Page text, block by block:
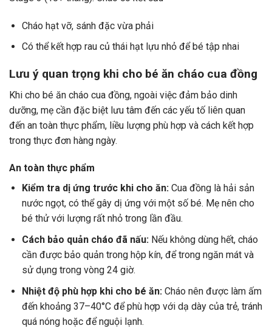
Cháo hạt vỡ, sánh đặc vừa phải
Có thể kết hợp rau củ thái hạt lựu nhỏ để bé tập nhai
Lưu ý quan trọng khi cho bé ăn cháo cua đồng
Khi cho bé ăn cháo cua đồng, ngoài việc đảm bảo dinh
dưỡng, mẹ cần đặc biệt lưu tâm đến các yếu tố liên quan
đến an toàn thực phẩm, liều lượng phù hợp và cách kết hợp
trong thực đơn hàng ngày.
An toàn thực phẩm
Kiểm tra dị ứng trước khi cho ăn:Cua đồng là hải sản
nước ngọt, có thể gây dị ứng với một số bé. Mẹ nên cho
bé thử với lượng rất nhỏ trong lần đầu.
Cách bảo quản cháo đã nấu:Nếu không dùng hết, cháo
cần được bảo quản trong hộp kín, để trong ngăn mát và
sử dụng trong vòng 24 giờ.
Nhiệt độ phù hợp khi cho bé ăn:Cháo nên được làm ấm
đến khoảng 37–40°C để phù hợp với dạ dày của trẻ, tránh
quá nóng hoặc để nguội lạnh.